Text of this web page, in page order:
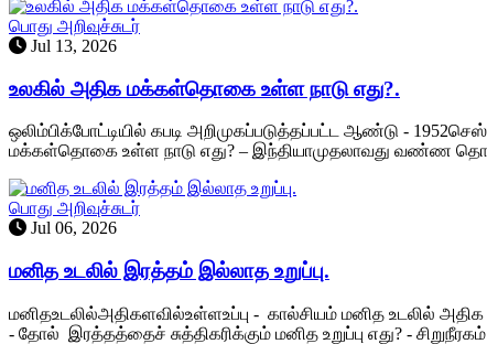
பொது அறிவுச்சுடர்
Jul 13, 2026
உலகில் அதிக மக்கள்தொகை உள்ள நாடு எது?.
ஒலிம்பிக்போட்டியில் கபடி அறிமுகப்படுத்தப்பட்ட ஆண்டு -
மக்கள்தொகை உள்ள நாடு எது? – இந்தியாமுதலாவது வண்ண
பொது அறிவுச்சுடர்
Jul 06, 2026
மனித உடலில் இரத்தம் இல்லாத உறுப்பு.
மனிதஉடலில்அதிகளவில்உள்ளஉப்பு - கால்சியம் மனித உடலில் அதிக
- தோல் இரத்தத்தைச் சுத்திகரிக்கும் மனித உறுப்பு எது? - சிறுநீரகம்